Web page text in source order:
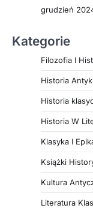
grudzień
Kategorie
Filozofia I
Historia
Historia
Historia W
Klasyka I
Książki
Kultura
Literatura